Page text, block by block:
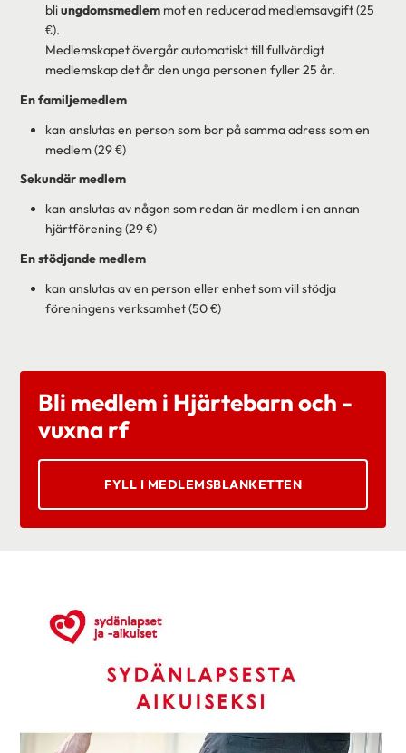
bliungdomsmedlemmot en reducerad medlemsavgift (25
€).
Medlemskapet övergår automatiskt till fullvärdigt
medlemskap det år den unga personen fyller 25 år.
En familjemedlem
kan anslutas en person som bor på samma adress som en
medlem (29 €)
Sekundär medlem
kan anslutas av någon som redan är medlem i en annan
hjärtförening (29 €)
En stödjande medlem
kan anslutas av en person eller enhet som vill stödja
föreningens verksamhet (50 €)
Bli medlem i Hjärtebarn och -
vuxna rf
FYLL I MEDLEMSBLANKETTEN